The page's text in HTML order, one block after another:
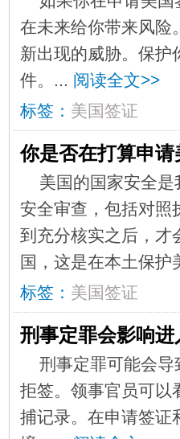
在未来给你带来风险
新出现的威胁。保
件。​​​... 阅读全文>>
标签： 美国签证
你是否在打算申请
美国的国家安全
安全审查，包括对照
到充分核实之后，才
国，这是在本土保护
标签： 美国签证
刑事定罪会影响进
刑事定罪可能会
拒签。领事官员可以
捕记录。在申请签